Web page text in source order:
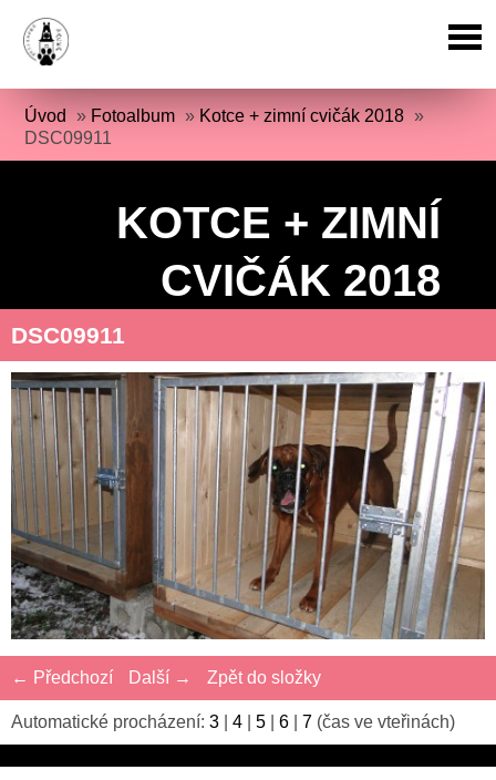
Úvod » Fotoalbum » Kotce + zimní cvičák 2018 »
DSC09911
KOTCE + ZIMNÍ
CVIČÁK 2018
DSC09911
← Předchozí Další → Zpět do složky
Automatické procházení: 3 4 5 6 7 (čas ve vteřinách)